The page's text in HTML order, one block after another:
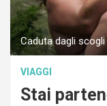
Caduta dagli
VIAGGI
Stai